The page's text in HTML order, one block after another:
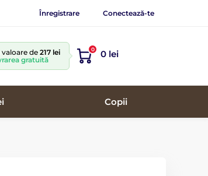
Înregistrare Conectează-te
de217 lei
gratuită
0 0 lei
Copii